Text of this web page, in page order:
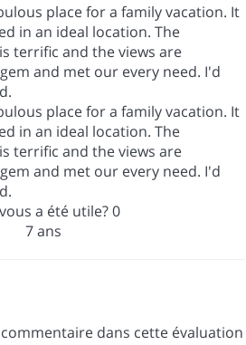
place for a family vacation. It
in an ideal location. The
terrific and the views are
and met our every need. I'd
place for a family vacation. It
in an ideal location. The
terrific and the views are
and met our every need. I'd
a été utile?0
7 ans
dans cette évaluation